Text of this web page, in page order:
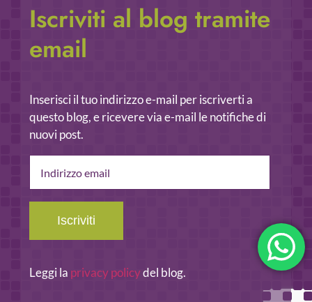
Iscriviti al blog tramite
email
Inserisci il tuo indirizzo e-mail per iscriverti a
questo blog, e ricevere via e-mail le notifiche di
nuovi post.
email
Iscriviti
Leggi la privacy policydel blog.